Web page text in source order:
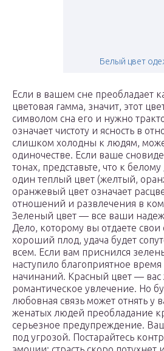
Белый цвет
Если в вашем сне преобладает
цветовая гамма, значит, этот
символом сна его и нужно
означает чистоту и ясность в
слишком холодны к людям,
одиночестве. Если ваше
тонах, представьте, что к
один теплый цвет (желтый,
оранжевый цвет означает
отношений и развлечения в
Зеленый цвет — все ваши
Дело, которому вы отдаете
хороший плод, удача будет
всем. Если вам приснился
наступило благоприятное
начинаний. Красный цвет — вас
романтическое увлечение. Но
любовная связь может отнять у
женатых людей преобладание
серьезное предупреждение.
под угрозой. Постарайтесь